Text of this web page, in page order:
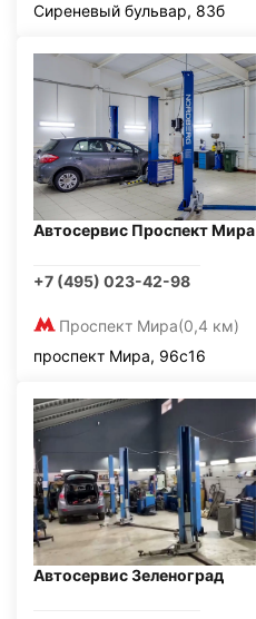
Сиреневый бульвар, 83б
Автосервис Проспект Мира
+7 (495) 023-42-98
Проспект Мира(0,4 км)
проспект Мира, 96с16
Автосервис Зеленоград